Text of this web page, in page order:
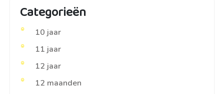
Categorieën
10 jaar
11 jaar
12 jaar
12 maanden